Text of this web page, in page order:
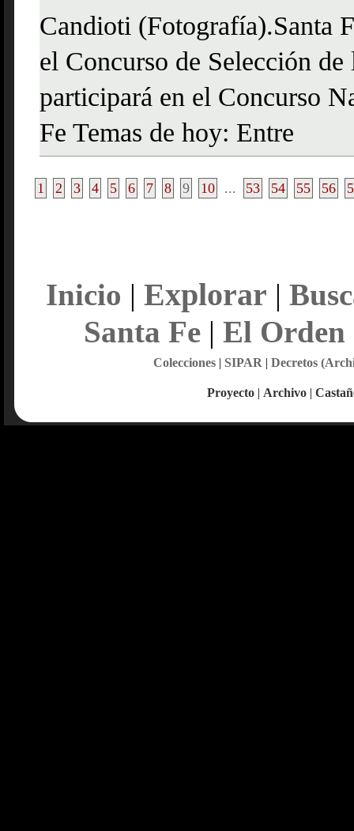
Candioti (Fotografía).Santa
el Concurso de Selección de
participará en el Concurso
Fe Temas de hoy: Entre
1 2 3 4 5 6 7 8 9 10 ... 53 54 55 56
Inicio | Explorar |
Santa Fe| El Orden
Colecciones| SIPAR | Decretos
Proyecto | Archivo |